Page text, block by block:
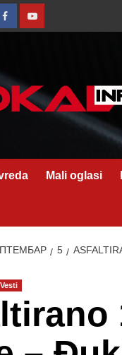
FacebookYoutube
Mali oglasi
5
Vesti